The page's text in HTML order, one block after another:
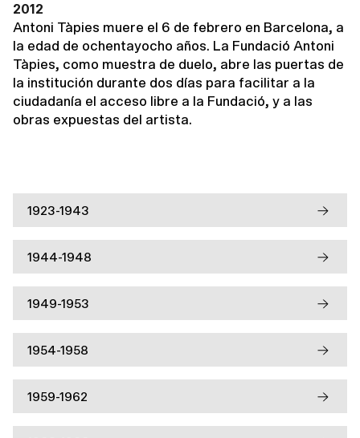
2012
Antoni Tàpies muere el 6 de febrero en Barcelona, a
la edad de ochentayocho años. La Fundació Antoni
Tàpies, como muestra de duelo, abre las puertas de
la institución durante dos días para facilitar a la
ciudadanía el acceso libre a la Fundació, y a las
obras expuestas del artista.
1923-1943
1944-1948
1949-1953
1954-1958
1959-1962